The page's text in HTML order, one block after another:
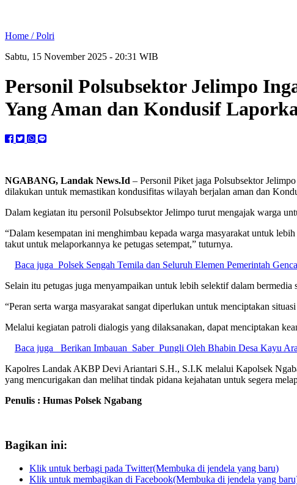
Home /Polri
Sabtu, 15 November 2025 - 20:31 WIB
Personil Polsubsektor Jelimpo
Yang Aman dan Kondusif
NGABANG, Landak News.Id – Personil Piket jaga Polsubsektor
dilakukan untuk memastikan kondusifitas wilayah berjalan aman dan
Dalam kegiatan itu personil Polsubsektor Jelimpo turut mengajak warga
“Dalam kesempatan ini menghimbau kepada warga masyarakat untuk
takut untuk melaporkannya ke petugas setempat,” tuturnya.
Baca juga Polsek Sengah Temila dan Seluruh Elemen Pemerintah
Selain itu petugas juga menyampaikan untuk lebih selektif dalam
“Peran serta warga masyarakat sangat diperlukan untuk menciptakan
Melalui kegiatan patroli dialogis yang dilaksanakan, dapat menciptakan
Baca juga
Berikan Imbauan Saber Pungli Oleh Bhabin Desa Kayu Ara
Kapolres Landak AKBP Devi Ariantari S.H., S.I.K melalui Kapolsek
yang mencurigakan dan melihat tindak pidana kejahatan untuk segera
Penulis : Humas Polsek Ngabang
Bagikan ini:
Klik untuk berbagi pada Twitter(Membuka di jendela yang baru)
Klik untuk membagikan di Facebook(Membuka di jendela yang